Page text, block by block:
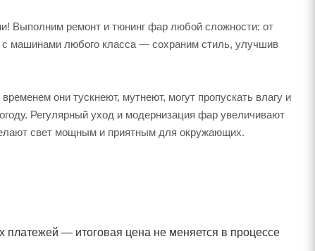
Выполним ремонт и тюнинг фар любой сложности: от
с машинами любого класса — сохраним стиль, улучшив
они тускнеют, мутнеют, могут пропускать влагу и
Регулярный уход и модернизация фар увеличивают
свет мощным и приятным для окружающих.
платежей — итоговая цена не меняется в процессе